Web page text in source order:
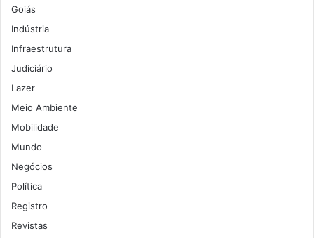
Goiás
Indústria
Infraestrutura
Judiciário
Lazer
Meio Ambiente
Mobilidade
Mundo
Negócios
Política
Registro
Revistas